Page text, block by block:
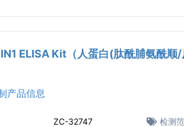
ELISA Kit（人蛋白(肽酰脯氨酰顺
产品信息
ZC-32747 检测